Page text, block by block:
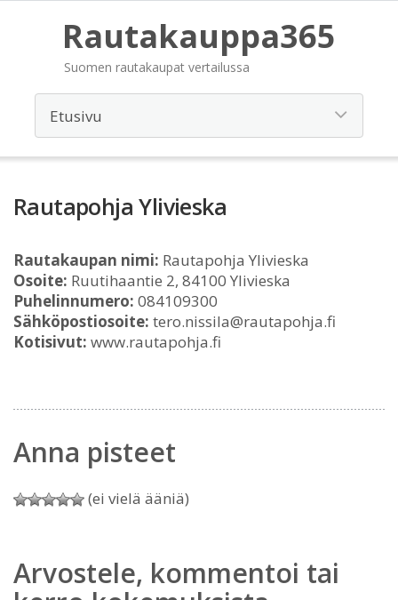
Rautakauppa365
Suomen rautakaupat vertailussa
Rautapohja Ylivieska
Rautakaupan nimi: Rautapohja Ylivieska
Osoite: Ruutihaantie 2, 84100 Ylivieska
Puhelinnumero: 084109300
Sähköpostiosoite: tero.nissila@rautapohja.fi
Kotisivut: www.rautapohja.fi
Anna pisteet
(ei vielä ääniä)
Arvostele, kommentoi tai